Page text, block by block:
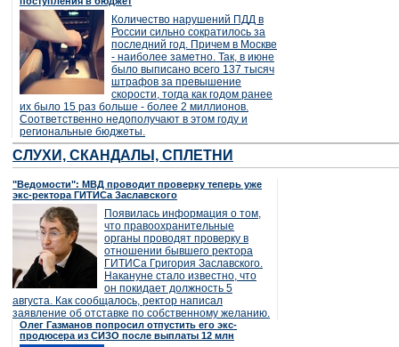
Количество нарушений ПДД в
России сильно сократилось за
последний год. Причем в Москве
- наиболее заметно. Так, в июне
было выписано всего 137 тысяч
штрафов за превышение
скорости, тогда как годом ранее
их было 15 раз больше - более 2 миллионов.
Соответственно недополучают в этом году и
региональные бюджеты.
СЛУХИ, СКАНДАЛЫ, СПЛЕТНИ
"Ведомости": МВД проводит проверку теперь уже
экс-ректора ГИТИСа Заславского
Появилась информация о том,
что правоохранительные
органы проводят проверку в
отношении бывшего ректора
ГИТИСа Григория Заславского.
Накануне стало известно, что
он покидает должность 5
августа. Как сообщалось, ректор написал
заявление об отставке по собственному желанию.
Олег Газманов попросил отпустить его экс-
продюсера из СИЗО после выплаты 12 млн